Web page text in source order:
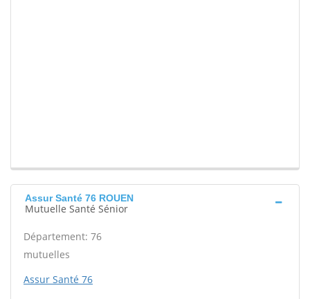
Assur Santé 76 ROUEN
Mutuelle Santé Sénior
Département: 76
mutuelles
Assur Santé 76